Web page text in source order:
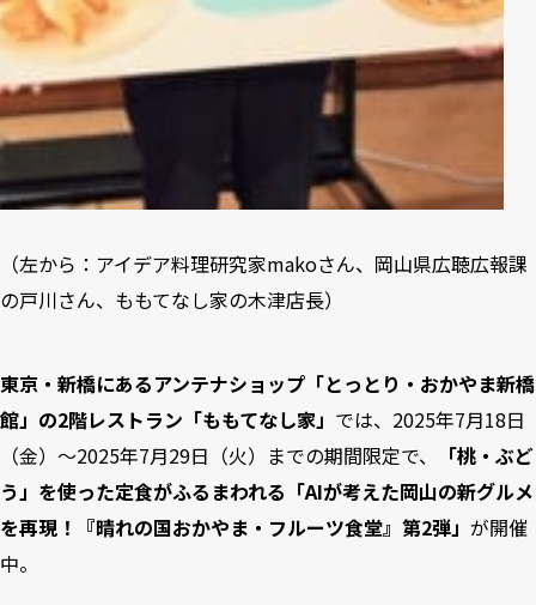
（左から：アイデア料理研究家makoさん、岡山県広聴広報課
の戸川さん、ももてなし家の木津店長）
東京・新橋にあるアンテナショップ「とっとり・おかやま新橋
館」の2階レストラン「ももてなし家」 では、2025年7月18日
（金）～2025年7月29日（火）までの期間限定で、
「桃・ぶど
う」を使った定食がふるまわれる「AIが考えた岡山の新グルメ
を再現！『晴れの国おかやま・フルーツ食堂』第2弾」 が開催
中。